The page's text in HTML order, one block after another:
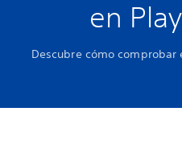
en
Descubre cómo